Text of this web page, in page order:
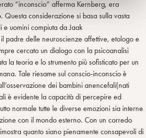
“inconscio” afferma Kernberg, era
Questa considerazione si basa sulla vasta
e uomini compiuta da Jaak
padre delle neuroscienze affettive, etologo e
cercato un dialogo con la psicoanalisi
la teoria e lo strumento più sofisticato per un
Tale riesame sul conscio-inconscio è
dei bambini anencefali(nati
è evidente la capacità di percepire ed
normale tutte le diverse emozioni sia interne
con il mondo esterno. Con un corredo
quanto siano pienamente consapevoli di